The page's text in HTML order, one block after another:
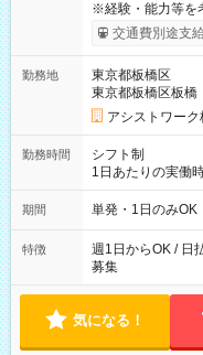
※経験・能力等を考
間】試用期間なし
交通費別途支
勤務地
東京都板橋区
東京都板橋区板橋
アシストワーク
勤務時間
シフト制
1日あたりの実働
勤務 勤務：月・水・金
可能です！ ※1日あたりの最大実働時間は日勤、夜勤共に勤務し
期間 単発・1日のみOK
特徴
週1日からOK / 日
募集
気になる！